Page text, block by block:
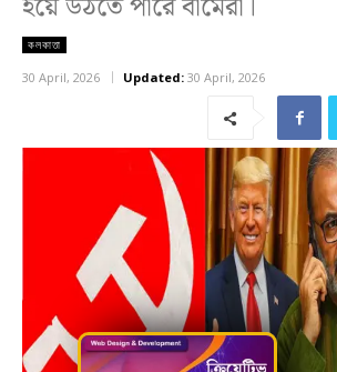
কলকাতা
30 April, 2026 Updated: 30 April, 2026